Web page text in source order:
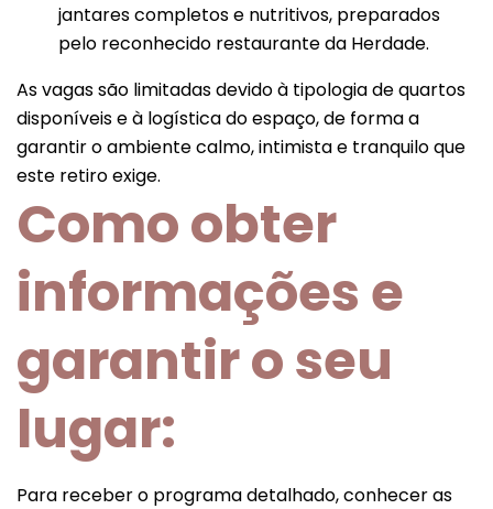
jantares completos e nutritivos, preparados
pelo reconhecido restaurante da Herdade.
As vagas são limitadas devido à tipologia de quartos
disponíveis e à logística do espaço, de forma a
garantir o ambiente calmo, intimista e tranquilo que
este retiro exige.
Como obter
informações e
garantir o seu
lugar:
Para receber o programa detalhado, conhecer as